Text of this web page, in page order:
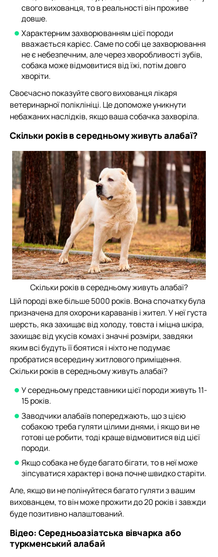
свого вихованця, то в реальності він проживе
довше.
Характерним захворюванням цієї породи
вважається карієс. Саме по собі це захворювання
не є небезпечним, але через хворобливості зубів,
собака може відмовитися від їжі, потім довго
хворіти.
Своєчасно показуйте свого вихованця лікаря
ветеринарної поліклініці. Це допоможе уникнути
небажаних наслідків, якщо ваша собачка захворіла.
Скільки років в середньому живуть алабаї?
Скільки років в середньому живуть алабаї?
Цій породі вже більше 5000 років. Вона спочатку була
призначена для охорони караванів і жител. У неї густа
шерсть, яка захищає від холоду, товста і міцна шкіра,
захищає від укусів комах і значні розміри, завдяки
яким всі будуть її боятися і ніхто не подумає
пробратися всередину житлового приміщення.
Скільки років в середньому живуть алабаї?
У середньому представники цієї породи живуть 11-
15 років.
Заводчики алабаїв попереджають, що з цією
собакою треба гуляти цілими днями, і якщо ви не
готові це робити, тоді краще відмовитися від цієї
породи.
Якщо собака не буде багато бігати, то в неї може
зіпсуватися характер і вона почне швидко старіти.
Але, якщо ви не полінуйтеся багато гуляти з вашим
вихованцем, то він може прожити до 20 років і завжди
буде позитивно налаштований.
Відео: Середньоазіатська вівчарка або
туркменський алабай